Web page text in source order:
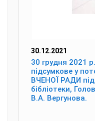
30.12.2021
30 грудня 2021
підсумкове у
ВЧЕНОЇ РАДИ
бібліотеки,
В.А. Вергунова.